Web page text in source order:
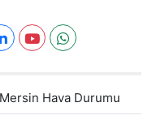
Mersin Hava Durumu